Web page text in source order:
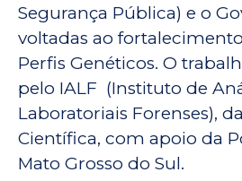
Segurança Pública) e o
voltadas ao
Perfis Genéticos. O
pelo IALF (Instituto de
Laboratoriais Forenses),
Científica, com apoio da
Mato Grosso do Sul.